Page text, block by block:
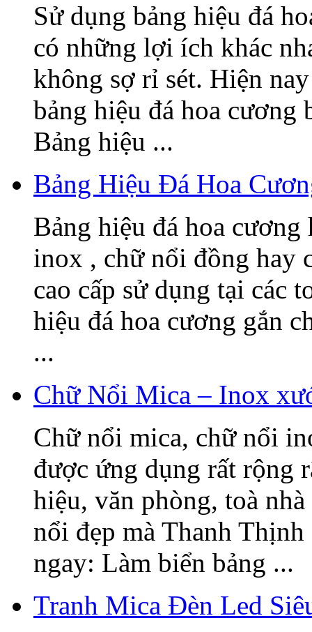
Sử dụng bảng hiệu đá
có những lợi ích khác
không sợ rỉ sét. Hiện
bảng hiệu đá hoa
Bảng hiệu ...
Bảng Hiệu Đá Hoa
Bảng hiệu đá hoa
inox , chữ nổi đồng hay
cao cấp sử dụng tại các
hiệu đá hoa cương gắn
...
Chữ Nổi Mica – Inox
Chữ nổi mica, chữ nổi
được ứng dụng rất rộng
hiệu, văn phòng, toà
nổi đẹp mà Thanh
ngay: Làm biển bảng ...
Tranh Mica Đèn Led